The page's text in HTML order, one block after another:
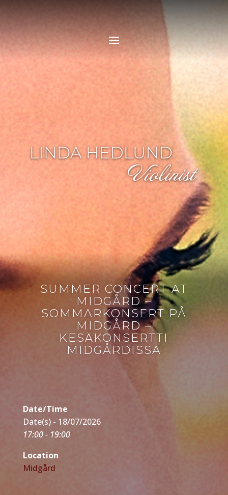
SUMMER CONCERT AT
MIDGÅRD –
SOMMARKONSERT PÅ
MIDGÅRD –
KESÄKONSERTTI
MIDGÅRDISSA
Date/Time
Date(s) - 18/07/2026
17:00 - 19:00
Location
Midgård